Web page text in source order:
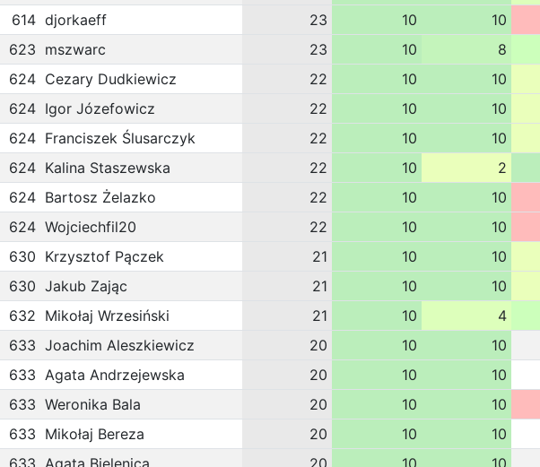
614 djorkaeff 23 10 10
623 mszwarc 23 10 8
624 Cezary Dudkiewicz 22 10 10
624 Igor Józefowicz 22 10 10
624 Franciszek Ślusarczyk 22 10 10
624 Kalina Staszewska 22 10 2
624 Bartosz Żelazko 22 10 10
624 Wojciechfil20 22 10 10
630 Krzysztof Pączek 21 10 10
630 Jakub Zając 21 10 10
632 Mikołaj Wrzesiński 21 10 4
633 Joachim Aleszkiewicz 20 10
10
633 Agata Andrzejewska 20 10
10
633 Weronika Bala 20 10 10
633 Mikołaj Bereza 20 10
10
633 Agata Bielenica 20 10
10